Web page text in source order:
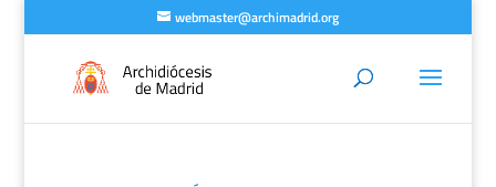
webmaster@archimadrid.org